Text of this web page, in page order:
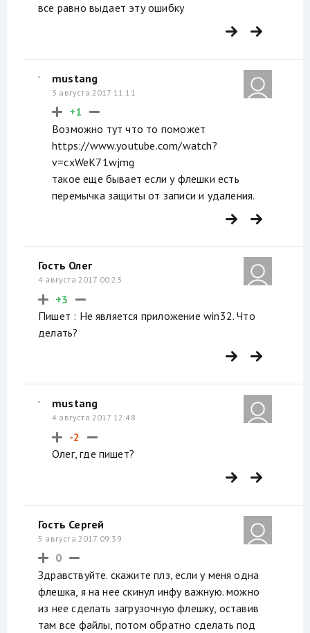
все равно выдает эту ошибку
mustang
3 августа 2017 11:11
+1
Возможно тут что то поможет
https://www.youtube.com/watch?
v=cxWeK71wjmg
такое еще бывает если у флешки есть
перемычка защиты от записи и удаления.
Гость Олег
4 августа 2017 00:23
+3
Пишет : Не является приложение win32. Что
делать?
mustang
4 августа 2017 12:48
-2
Олег, где пишет?
Гость Сергей
5 августа 2017 09:39
0
Здравствуйте. скажите плз, если у меня одна
флешка, я на нее скинул инфу важную. можно
из нее сделать загрузочную флешку, оставив
там все файлы, потом обратно сделать под